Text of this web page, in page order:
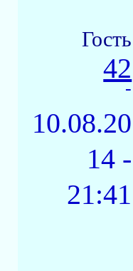
Гость
42
-
10.08.20
14 -
21:41